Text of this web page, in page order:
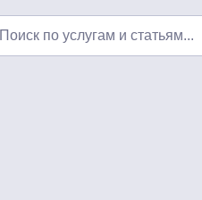
Поиск по услугам и статьям...